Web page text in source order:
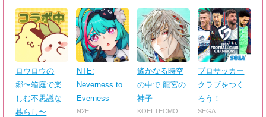
ロウロウの
郷〜箱庭で楽
しむ不思議な
暮らし〜
NTE:
Neverness to
Everness
N2E
遙かなる時空
の中で 龍宮の
神子
KOEI TECMO
プロサッカー
クラブをつく
ろう！
SEGA